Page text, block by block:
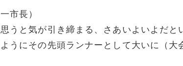
市長）
思うと気が引き締まる、さあいよいよだ
うにその先頭ランナーとして大いに（大